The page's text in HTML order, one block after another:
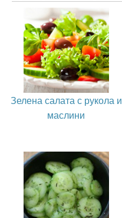
Зелена салата с рукола и
маслини